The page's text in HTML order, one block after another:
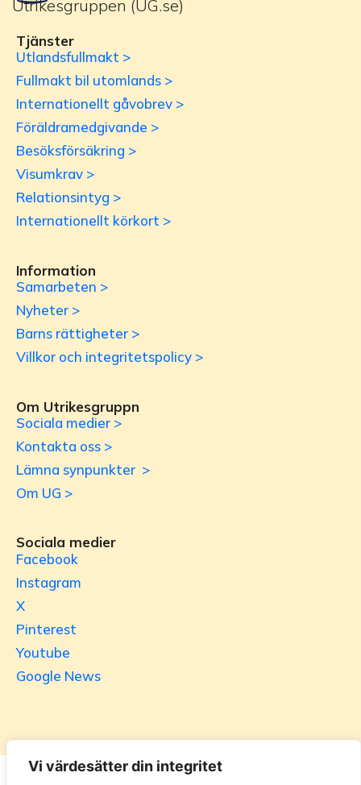
Vi värdesätter din integritet
Utrikesgruppen (UG.se)
Tjänster
Utlandsfullmakt >
Fullmakt bil utomlands >
Internationellt gåvobrev >
Föräldramedgivande >
Besöksförsäkring >
Visumkrav >
Relationsintyg >
Internationellt körkort >
Information
Samarbeten >
Nyheter >
Barns rättigheter >
Villkor och integritetspolicy >
Om Utrikesgruppn
Sociala medier >
Kontakta oss >
Lämna synpunkter >
Om UG >
Sociala medier
Facebook
Instagram
X
Pinterest
Youtube
Google News